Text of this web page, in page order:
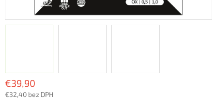
€39,90
€32,40 bez DPH